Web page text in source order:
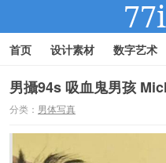
首页 设计素材 数字艺术
男攝94s 吸血鬼男孩
分类： 男体写真